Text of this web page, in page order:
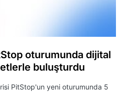
oturumunda dijital
buluşturdu
PitStop'un yeni oturumunda 5